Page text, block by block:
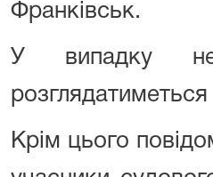
Франківськ.
У випадку
розглядатиметься
Крім цього